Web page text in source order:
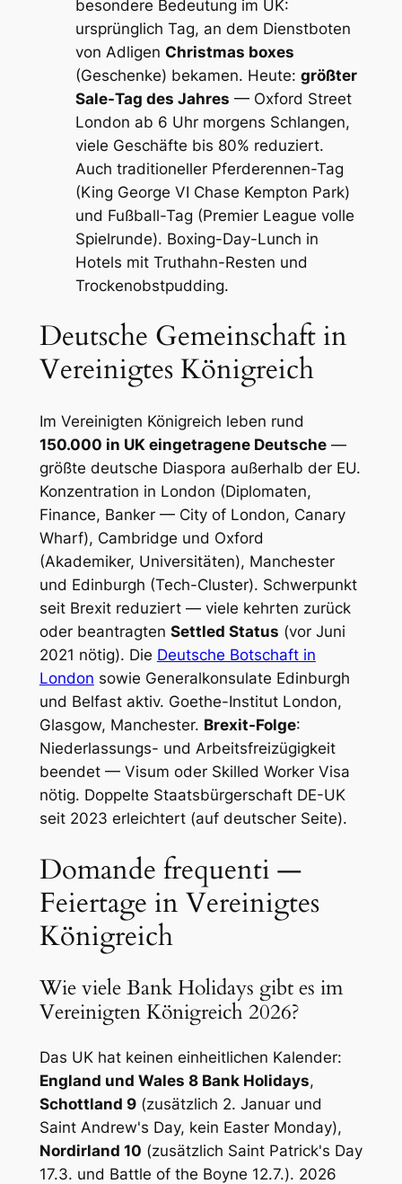
besondere Bedeutung im UK:
ursprünglich Tag, an dem Dienstboten
von Adligen Christmas boxes
(Geschenke) bekamen. Heute: größter
Sale-Tag des Jahres — Oxford Street
London ab 6 Uhr morgens Schlangen,
viele Geschäfte bis 80% reduziert.
Auch traditioneller Pferderennen-Tag
(King George VI Chase Kempton Park)
und Fußball-Tag (Premier League volle
Spielrunde). Boxing-Day-Lunch in
Hotels mit Truthahn-Resten und
Trockenobstpudding.
Deutsche Gemeinschaft in
Vereinigtes Königreich
Im Vereinigten Königreich leben rund
150.000 in UK eingetragene Deutsche—
größte deutsche Diaspora außerhalb der EU.
Konzentration in London (Diplomaten,
Finance, Banker — City of London, Canary
Wharf), Cambridge und Oxford
(Akademiker, Universitäten), Manchester
und Edinburgh (Tech-Cluster). Schwerpunkt
seit Brexit reduziert — viele kehrten zurück
oder beantragten Settled Status (vor Juni
2021 nötig). Die Deutsche Botschaft in
London sowie Generalkonsulate Edinburgh
und Belfast aktiv. Goethe-Institut London,
Glasgow, Manchester. Brexit-Folge:
Niederlassungs- und Arbeitsfreizügigkeit
beendet — Visum oder Skilled Worker Visa
nötig. Doppelte Staatsbürgerschaft DE-UK
seit 2023 erleichtert (auf deutscher Seite).
Domande frequenti —
Feiertage in Vereinigtes
Königreich
Wie viele Bank Holidays gibt es im
Vereinigten Königreich 2026?
Das UK hat keinen einheitlichen Kalender:
England und Wales 8 Bank Holidays,
Schottland 9(zusätzlich 2. Januar und
Saint Andrew's Day, kein Easter Monday),
Nordirland 10 (zusätzlich Saint Patrick's Day
17.3. und Battle of the Boyne 12.7.). 2026